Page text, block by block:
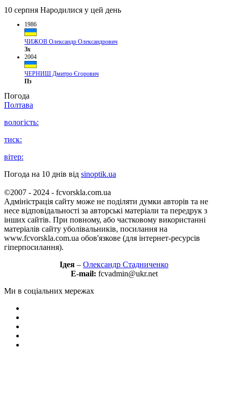
10 серпня Народилися у цей день
1986
ЧИЖОВ Олександр Олександрович
Зх
2004
ЧЕРНИШ Дмитро Єгорович
Пз
Погода
Полтава
вологість:
тиск:
вітер:
Погода на 10 днів від sinoptik.ua
©2007 - 2024 - fcvorskla.com.ua
Адміністрація сайту може не поділяти думки авторів та не
несе відповідальності за авторські матеріали та передрук з
інших сайтів. При повному, або частковому використанні
матеріалів сайту уболівальників, посилання на
www.fcvorskla.com.ua обов'язкове (для інтернет-ресурсів
гіперпосилання).
Ідея – Олександр Стадниченко
E-mail: fcvadmin@ukr.net
Ми в соціальних мережах